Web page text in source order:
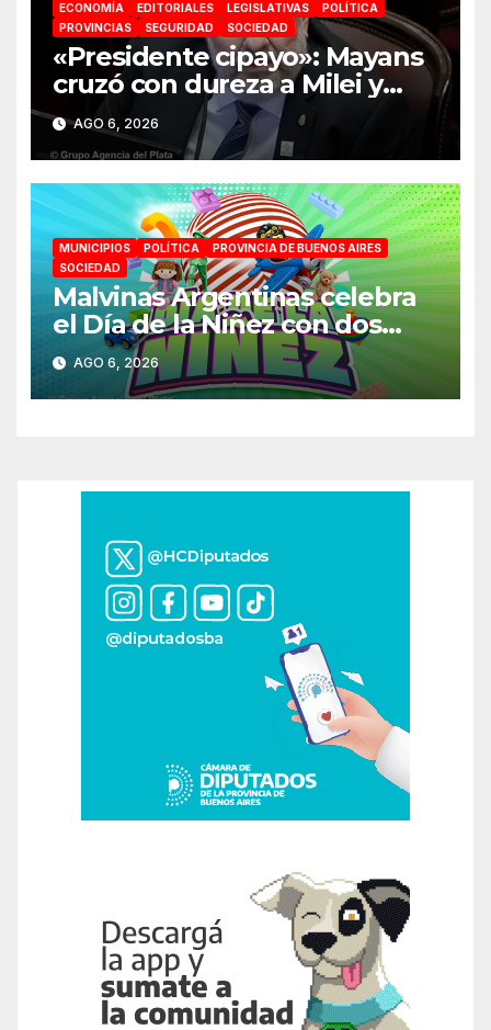
ECONOMÍA EDITORIALES LEGISLATIVAS
POLÍTICA
PROVINCIAS
SEGURIDAD SOCIEDAD
«Presidente cipayo»: Mayans
cruzó con dureza a Milei y
advirtió sobre un juicio
político por traición a la Patria
AGO 6, 2026
MUNICIPIOS POLÍTICA
PROVINCIA DE BUENOS AIRES
SOCIEDAD
Malvinas Argentinas celebra
el Día de la Niñez con dos
jornadas de juegos,
espectáculos y actividades
para toda la familia
AGO 6, 2026